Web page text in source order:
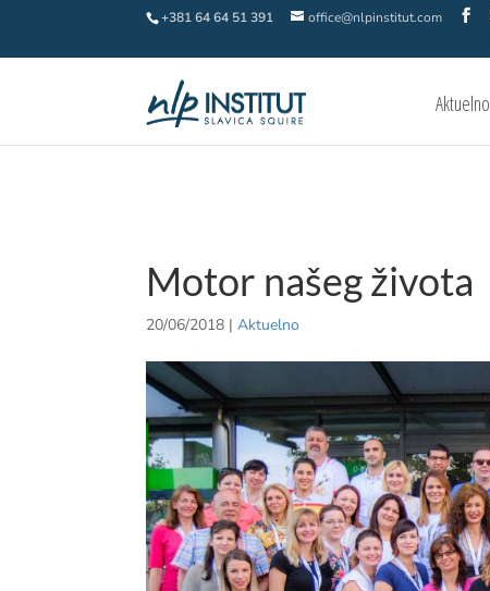
+381 64 64 51 391
office@nlpinstitut.com
Aktuelno
Motor našeg života
20/06/2018 |Aktuelno